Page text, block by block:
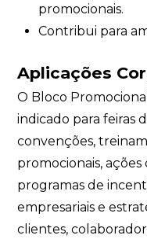
promocionais.
Contribui para
Aplicações
O Bloco
indicado para feiras
convenções,
promocionais,
programas de
empresariais e
clientes,